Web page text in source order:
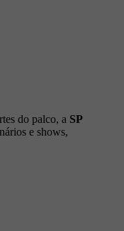
do palco, a SP
e shows,